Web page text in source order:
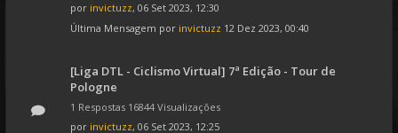
por invictuzz, 06 Set 2023, 12:30
Última Mensagem por invictuzz 12 Dez 2023, 00:40
[Liga DTL - Ciclismo Virtual] 7ª Edição - Tour de
Pologne
1 Respostas 16844 Visualizações
por invictuzz, 06 Set 2023, 12:25